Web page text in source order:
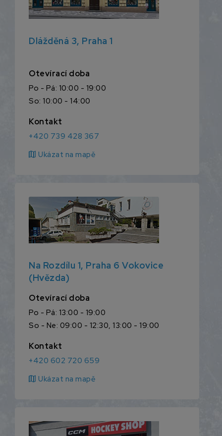
Dlážděná 3, Praha 1
Otevírací doba
Po - Pá: 10:00 - 19:00
So: 10:00 - 14:00
Kontakt
+420 739 428 367
map Ukázat na mapě
Na Rozdílu 1, Praha 6 Vokovice
(Hvězda)
Otevírací doba
Po - Pá: 13:00 - 19:00
So - Ne: 09:00 - 12:30, 13:00 - 19:00
Kontakt
+420 602 720 659
map Ukázat na mapě